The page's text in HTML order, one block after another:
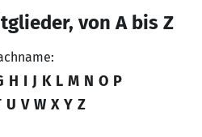
von A bis Z
H I J K L M N O P
U V W X Y Z